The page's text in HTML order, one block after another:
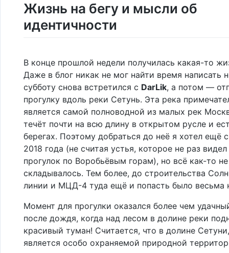
Жизнь на бегу и мысли об
идентичности
В конце прошлой недели получилась какая-то
Даже в блог никак не мог найти время написать
субботу снова встретился с DarLik, а потом —
прогулку вдоль реки Сетунь. Эта река
является самой полноводной из малых рек
течёт почти на всю длину в открытом русле и
берегах. Поэтому добраться до неё я хотел ещё
2018 года (не считая устья, которое не раз
прогулок по Воробьёвым горам), но всё как-то не
складывалось. Тем более, до строительства
линии и МЦД-4 туда ещё и попасть было весьма
Момент для прогулки оказался более чем
после дождя, когда над лесом в долине реки
красивый туман! Считается, что в долине
является особо охраняемой природной